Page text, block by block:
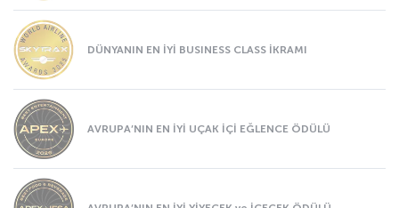
DÜNYANIN EN İYİ BUSINESS CLASS İKRAMI
AVRUPA’NIN EN İYİ UÇAK İÇİ EĞLENCE ÖDÜLÜ